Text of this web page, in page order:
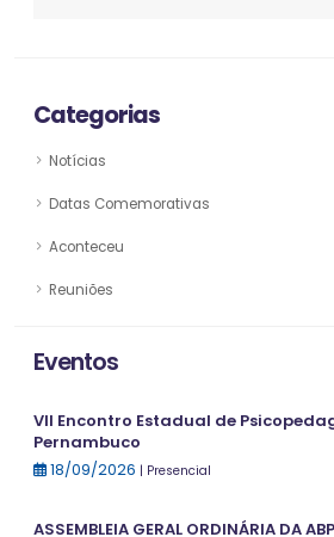
Categorias
Notícias
Datas Comemorativas
Aconteceu
Reuniões
Eventos
VII Encontro Estadual de
Pernambuco
18/09/2026 | Presencial
ASSEMBLEIA GERAL ORDINÁRIA DA